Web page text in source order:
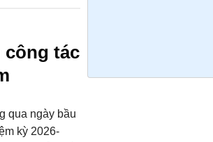
công tác
qua ngày bầu
kỳ 2026-